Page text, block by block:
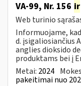
VA-99, Nr. 156 ir
Web turinio
Informuojame,
d. įsigaliosiančius
anglies dioksido
produktams bei į
Metai: 2024
pakeitimai nuo